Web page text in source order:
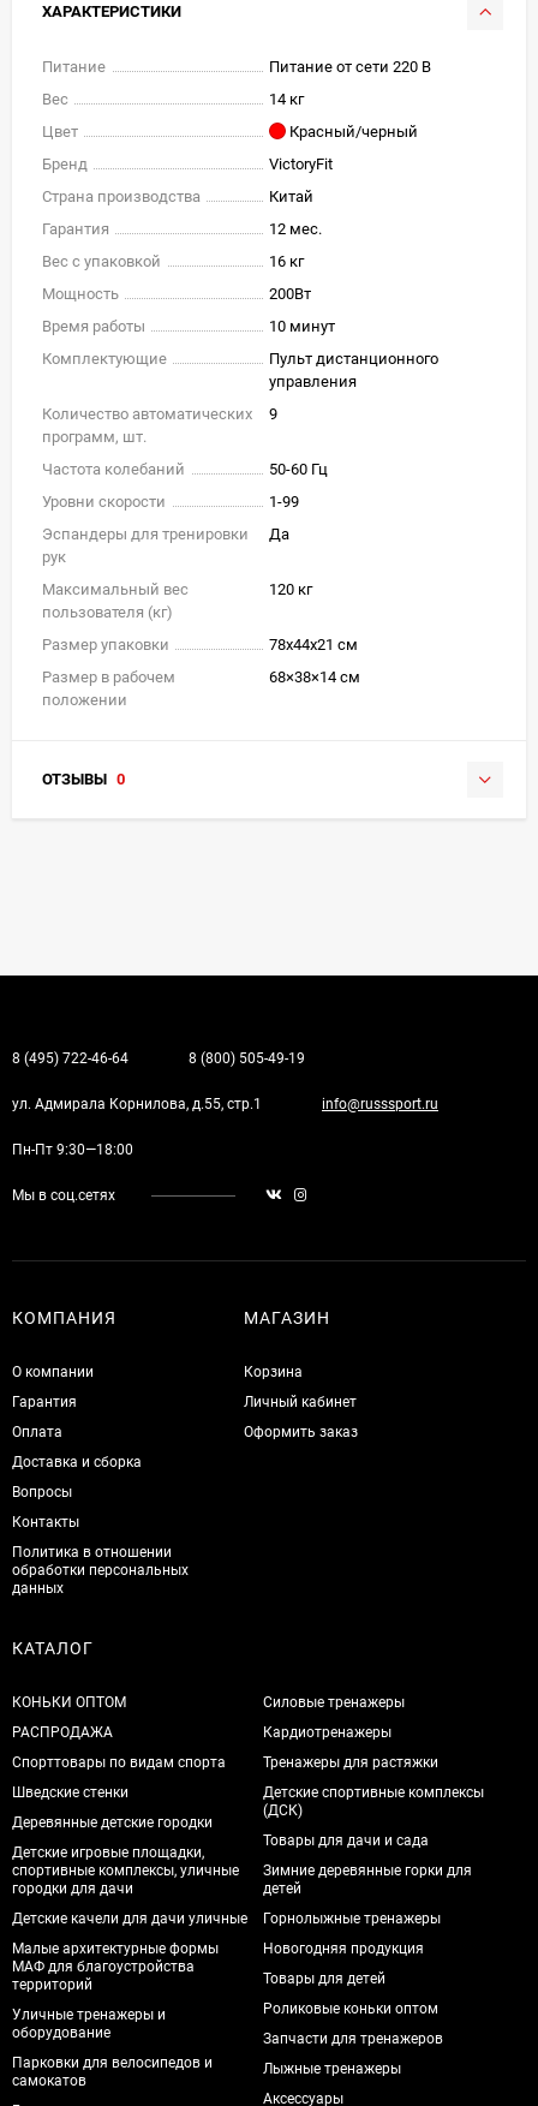
ХАРАКТЕРИСТИКИ
Питание
Питание от сети 220 В
Вес
14 кг
Цвет
Красный/черный
Бренд
VictoryFit
Страна производства
Китай
Гарантия
12 мес.
Вес с упаковкой
16 кг
Мощность
200Вт
Время работы
10 минут
Комплектующие
Пульт дистанционного
управления
Количество автоматических
программ, шт.
9
Частота колебаний
50-60 Гц
Уровни скорости
1-99
Эспандеры для тренировки
рук
Да
Максимальный вес
пользователя (кг)
120 кг
Размер упаковки
78x44x21 см
Размер в рабочем
положении
68×38×14 см
ОТЗЫВЫ 0
8 (495) 722-46-64 8 (800) 505-49-19
ул. Адмирала Корнилова, д.55, стр.1 info@russsport.ru
Пн-Пт 9:30—18:00
Мы в соц.сетях
КОМПАНИЯ
О компании
Гарантия
Оплата
Доставка и сборка
Вопросы
Контакты
Политика в отношении
обработки персональных
данных
МАГАЗИН
Корзина
Личный кабинет
Оформить заказ
КАТАЛОГ
КОНЬКИ ОПТОМ
РАСПРОДАЖА
Спорттовары по видам спорта
Шведские стенки
Деревянные детские городки
Детские игровые площадки,
спортивные комплексы, уличные
городки для дачи
Детские качели для дачи уличные
Малые архитектурные формы
МАФ для благоустройства
территорий
Уличные тренажеры и
оборудование
Парковки для велосипедов и
самокатов
Силовые тренажеры
Кардиотренажеры
Тренажеры для растяжки
Детские спортивные комплексы
(ДСК)
Товары для дачи и сада
Зимние деревянные горки для
детей
Горнолыжные тренажеры
Новогодняя продукция
Товары для детей
Роликовые коньки оптом
Запчасти для тренажеров
Лыжные тренажеры
Аксессуары